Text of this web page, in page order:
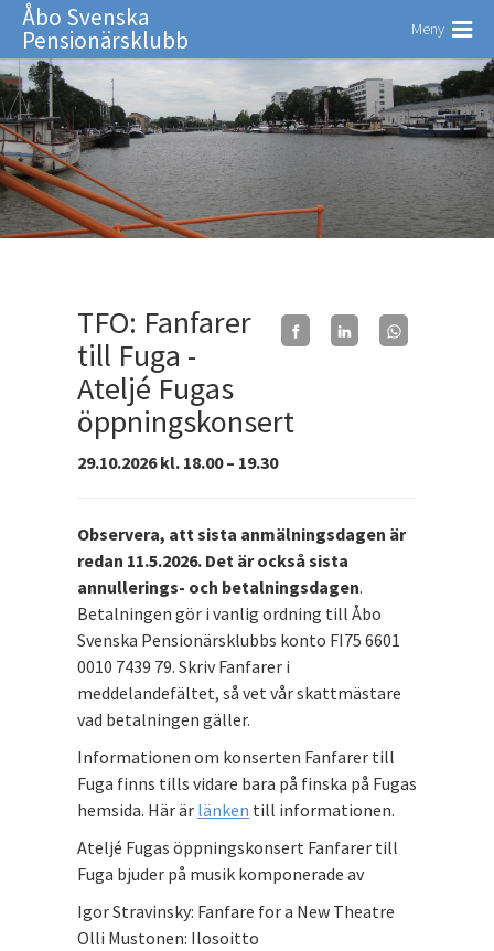
Åbo Svenska
Pensionärsklubb Meny
TFO: Fanfarer
till Fuga -
Ateljé Fugas
öppningskonsert
29.10.2026 kl. 18.00 – 19.30
Observera, att sista anmälningsdagen är
redan 11.5.2026. Det är också sista
annullerings- och betalningsdagen.
Betalningen gör i vanlig ordning till Åbo
Svenska Pensionärsklubbs konto FI75 6601
0010 7439 79. Skriv Fanfarer i
meddelandefältet, så vet vår skattmästare
vad betalningen gäller.
Informationen om konserten Fanfarer till
Fuga finns tills vidare bara på finska på Fugas
hemsida. Här är länken till informationen.
Ateljé Fugas öppningskonsert Fanfarer till
Fuga bjuder på musik komponerade av
Igor Stravinsky: Fanfare for a New Theatre
Olli Mustonen: Ilosoitto